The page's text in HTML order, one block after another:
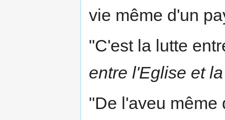
vie même d'un
"C'est la lutte
entre l'Eglise et
"De l'aveu même